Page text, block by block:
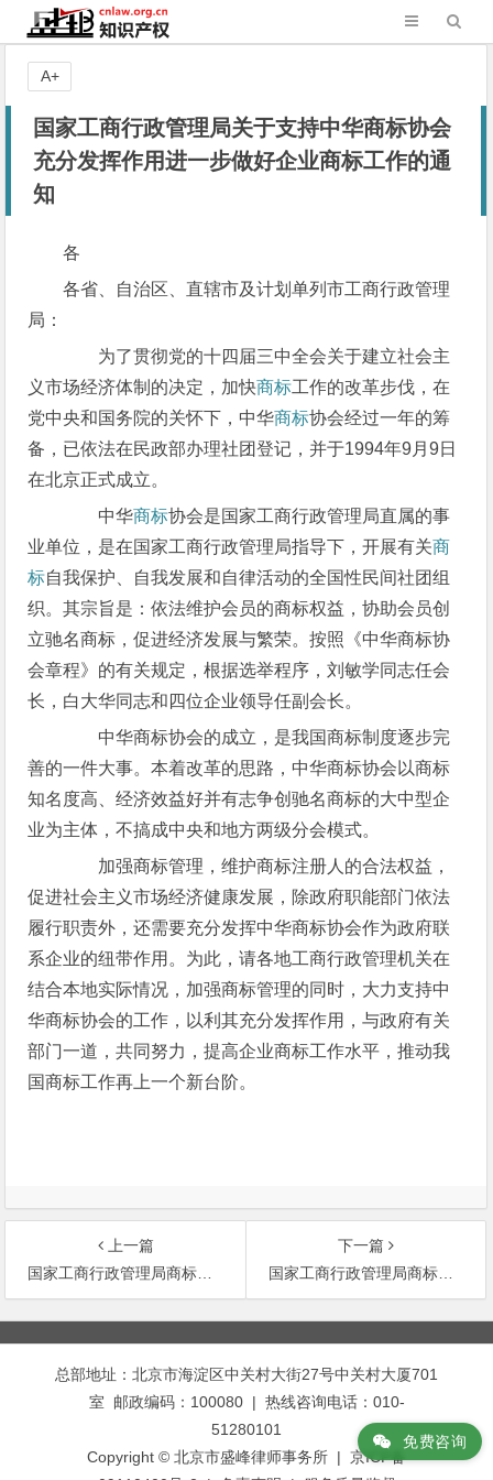
国家工商行政管理局关于支持中华商标协会
充分发挥作用进一步做好企业商标工作的通
知
各
各省、自治区、直辖市及计划单列市工商行政管理
局：
为了贯彻党的十四届三中全会关于建立社会主
义市场经济体制的决定，加快商标工作的改革步伐，在
党中央和国务院的关怀下，中华商标协会经过一年的筹
备，已依法在民政部办理社团登记，并于1994年9月9日
在北京正式成立。
中华商标协会是国家工商行政管理局直属的事
业单位，是在国家工商行政管理局指导下，开展有关商
标自我保护、自我发展和自律活动的全国性民间社团组
织。其宗旨是：依法维护会员的商标权益，协助会员创
立驰名商标，促进经济发展与繁荣。按照《中华商标协
会章程》的有关规定，根据选举程序，刘敏学同志任会
长，白大华同志和四位企业领导任副会长。
中华商标协会的成立，是我国商标制度逐步完
善的一件大事。本着改革的思路，中华商标协会以商标
知名度高、经济效益好并有志争创驰名商标的大中型企
业为主体，不搞成中央和地方两级分会模式。
加强商标管理，维护商标注册人的合法权益，
促进社会主义市场经济健康发展，除政府职能部门依法
履行职责外，还需要充分发挥中华商标协会作为政府联
系企业的纽带作用。为此，请各地工商行政管理机关在
结合本地实际情况，加强商标管理的同时，大力支持中
华商标协会的工作，以利其充分发挥作用，与政府有关
部门一道，共同努力，提高企业商标工作水平，推动我
国商标工作再上一个新台阶。
A+
上一篇
国家工商行政管理局商标局关于涉外商标使用许可合同适用法律问题的复函
下一篇
国家工商行政管理局商标局关于医院生产的自用药品使用商标问题的复函
文
章
总部地址：北京市海淀区中关村大街27号中关村大厦701
室 邮政编码：100080 | 热线咨询电话：010-
51280101
Copyright © 北京市盛峰律师事务所 | 京ICP备
免费咨询